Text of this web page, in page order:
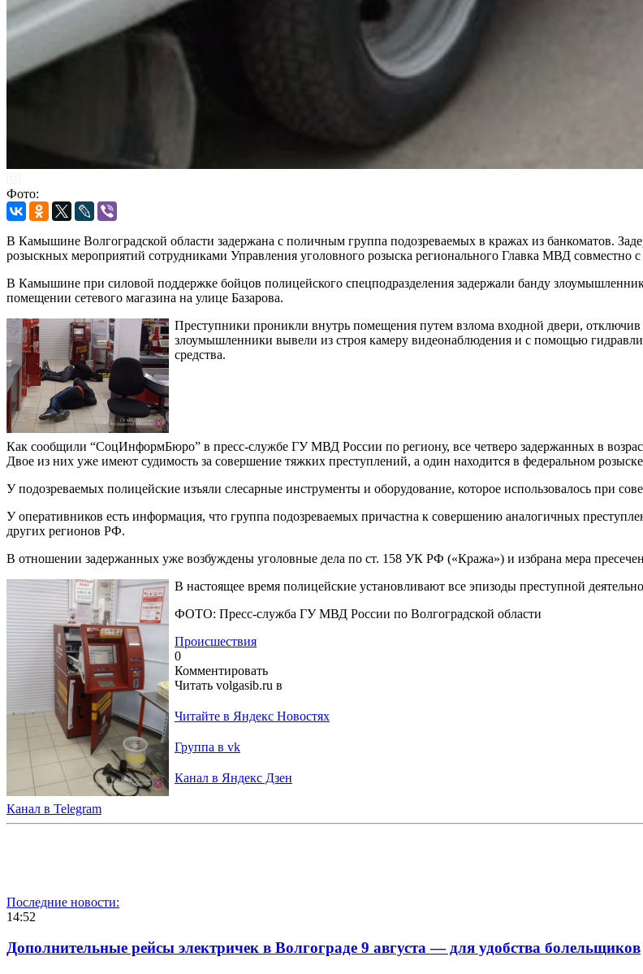
Фото:
В Камышине Волгоградской области задержана с поличным группа подозреваемых в кражах из банкоматов.
розыскных мероприятий сотрудниками Управления уголовного розыска регионального Главка МВД
В Камышине при силовой поддержке бойцов полицейского спецподразделения задержали банду
помещении сетевого магазина на улице Базарова.
Преступники проникли внутрь помещения путем взлома входной двери,
злоумышленники вывели из строя камеру видеонаблюдения и с помощью
средства.
Как сообщили “СоцИнформБюро” в пресс-службе ГУ МВД России по региону, все четверо задержанных в
Двое из них уже имеют судимость за совершение тяжких преступлений, а один находится в федеральном
У подозреваемых полицейские изъяли слесарные инструменты и оборудование, которое использовалось при
У оперативников есть информация, что группа подозреваемых причастна к совершению аналогичных
других регионов РФ.
В отношении задержанных уже возбуждены уголовные дела по ст. 158 УК РФ («Кража») и избрана мера
В настоящее время полицейские установливают все эпизоды преступной
ФОТО: Пресс-служба ГУ МВД России по Волгоградской области
Происшествия
0
Комментировать
Читать volgasib.ru в
Читайте в Яндекс Новостях
Группа в vk
Канал в Яндекс Дзен
Канал в Telegram
Последние новости:
14:52
Дополнительные рейсы электричек в Волгограде 9 августа — для удобства болельщиков